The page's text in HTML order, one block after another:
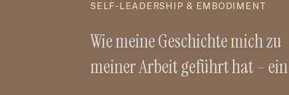
Wie meine Geschichte mich zu
meiner Arbeit geführt hat – ein
SELF-LEADERSHIP & EMBODIMENT